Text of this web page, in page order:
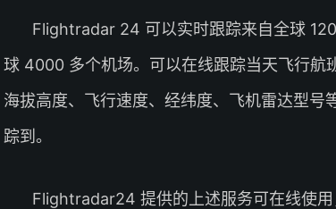
Flightradar 24 可以实时跟踪来自全球
球 4000 多个机场。可以在线跟踪当天飞行航
海拔高度、飞行速度、经纬度、飞机雷达型号
踪到。
Flightradar24 提供的上述服务可在线使